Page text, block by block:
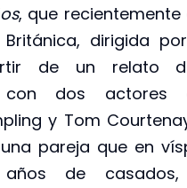
, que
dirigida
de un relato
con dos actores
y Tom
pareja que en
de casados,